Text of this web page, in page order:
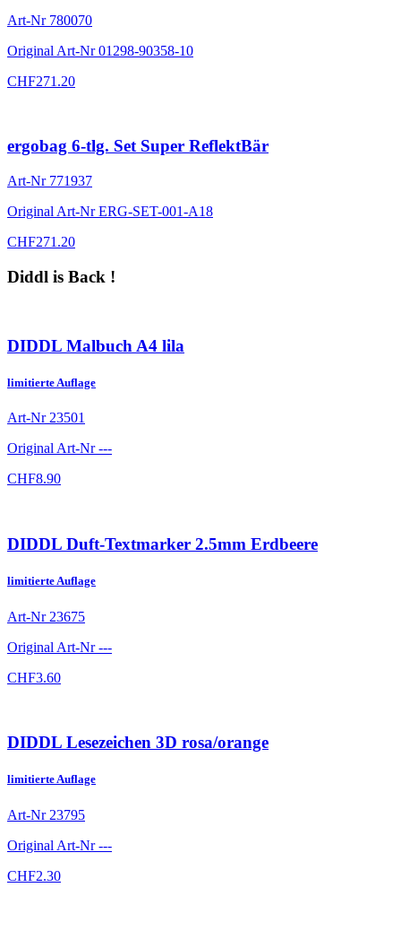
Art-Nr 780070
Original Art-Nr01298-90358-10
CHF271.20
ergobag 6-tlg. Set Super ReflektBär
Art-Nr 771937
Original Art-NrERG-SET-001-A18
CHF271.20
Diddl is Back !
DIDDL Malbuch A4 lila
limitierte Auflage
Art-Nr23501
Original Art-Nr---
CHF8.90
DIDDL Duft-Textmarker 2.5mm Erdbeere
limitierte Auflage
Art-Nr 23675
Original Art-Nr---
CHF3.60
DIDDL Lesezeichen 3D rosa/orange
limitierte Auflage
Art-Nr 23795
Original Art-Nr---
CHF2.30